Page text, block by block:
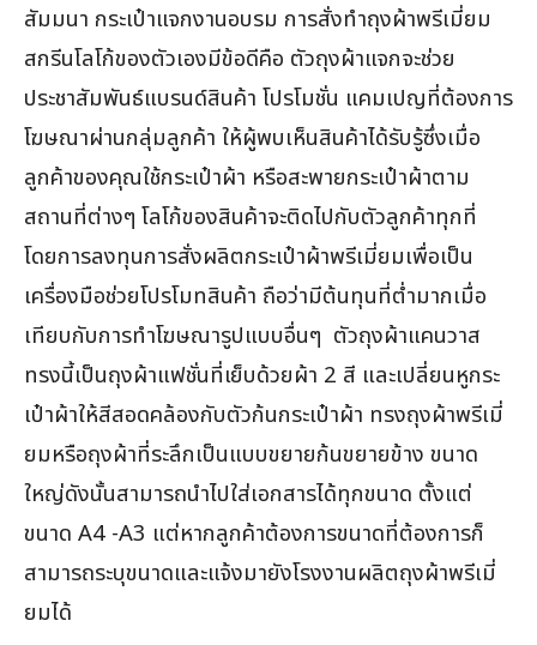
สัมมนา กระเป๋าแจกงานอบรม การสั่งทำถุงผ้าพรีเมี่ยม
สกรีนโลโก้ของตัวเองมีข้อดีคือ ตัวถุงผ้าแจกจะช่วย
ประชาสัมพันธ์แบรนด์สินค้า โปรโมชั่น แคมเปญที่ต้องการ
โฆษณาผ่านกลุ่มลูกค้า ให้ผู้พบเห็นสินค้าได้รับรู้ซึ่งเมื่อ
ลูกค้าของคุณใช้กระเป๋าผ้า หรือสะพายกระเป๋าผ้าตาม
สถานที่ต่างๆ โลโก้ของสินค้าจะติดไปกับตัวลูกค้าทุกที่
โดยการลงทุนการสั่งผลิตกระเป๋าผ้าพรีเมี่ยมเพื่อเป็น
เครื่องมือช่วยโปรโมทสินค้า ถือว่ามีต้นทุนที่ต่ำมากเมื่อ
เทียบกับการทำโฆษณารูปแบบอื่นๆ ตัวถุงผ้าแคนวาส
ทรงนี้เป็นถุงผ้าแฟชั่นที่เย็บด้วยผ้า 2 สี และเปลี่ยนหูกระ
เป๋าผ้าให้สีสอดคล้องกับตัวก้นกระเป๋าผ้า ทรงถุงผ้าพรีเมี่
ยมหรือถุงผ้าที่ระลึกเป็นแบบขยายก้นขยายข้าง ขนาด
ใหญ่ดังนั้นสามารถนำไปใส่เอกสารได้ทุกขนาด ตั้งแต่
ขนาด A4 -A3 แต่หากลูกค้าต้องการขนาดที่ต้องการก็
สามารถระบุขนาดและแจ้งมายังโรงงานผลิตถุงผ้าพรีเมี่
ยมได้